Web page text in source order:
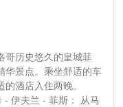
哥历史悠久的皇城菲
华景点。乘坐舒适的车
酒店入住两晚。
伊夫兰 - 菲斯： 从马